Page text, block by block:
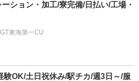
ション・加工/寮完備/日払い/工場・
東海第一CU
験OK/土日祝休み/駅チカ/週3日～/服